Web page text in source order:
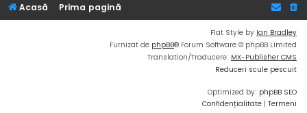
Acasă Prima pagină
Flat Style by Ian Bradley
Furnizat de phpBB® Forum Software © phpBB Limited
Translation/Traducere: MX-Publisher CMS
Reduceri scule pescuit
Optimized by: phpBB SEO
Confidențialitate | Termeni